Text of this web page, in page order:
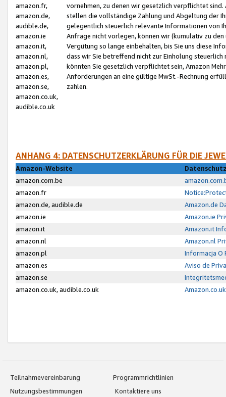
amazon.fr,
amazon.de,
audible.de,
amazon.ie
amazon.it,
amazon.nl,
amazon.pl,
amazon.es,
amazon.se,
amazon.co.uk,
audible.co.uk
vornehmen, zu denen wir gesetzlich verpflichtet
stellen die vollständige Zahlung und Abgeltung der
gelegentlich steuerlich relevante Informationen von
Anfrage nicht vorlegen, können wir (kumulativ zu
Vergütung so lange einbehalten, bis Sie uns diese
dass wir Sie betreffend nicht zur Einholung
könnten Sie gesetzlich verpflichtet sein, Amazon
Anforderungen an eine gültige MwSt.-Rechnung
zahlen.
ANHANG 4: DATENSCHUTZERKLÄRUNG FÜR DIE
Amazon-Website
amazon.com.be
amazon.fr
amazon.de, audible.de
Amazon.de
amazon.ie
Amazon.ie
amazon.it
Amazon.it
amazon.nl
Amazon.nl
amazon.pl
Informacja O
amazon.es
Aviso de
amazon.se
amazon.co.uk, audible.co.uk
Teilnahmevereinbarung
Programmrichtlinien
Nutzungsbestimmungen
Kontaktiere uns